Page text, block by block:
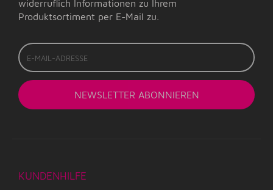
widerruflich Informationen zu Ihrem
Produktsortiment per E-Mail zu.
E-
Mail-
Adresse
NEWSLETTER ABONNIEREN
KUNDENHILFE